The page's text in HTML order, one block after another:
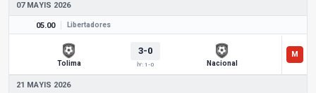
07 MAYIS 2026
05.00 Libertadores
Tolima
3-0
İY: 1-0 Nacional
21 MAYIS 2026